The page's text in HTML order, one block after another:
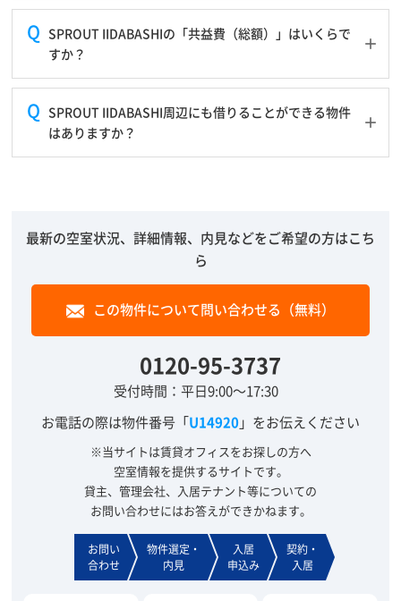
SPROUT IIDABASHIの「共益費（総額）」はいくらで
すか？
SPROUT IIDABASHI周辺にも借りることができる物件
はありますか？
最新の空室状況、詳細情報、内見などをご希望の方はこち
ら
この物件について問い合わせる（無料）
0120-95-3737
受付時間：平日9:00～17:30
お電話の際は物件番号「U14920」をお伝えください
※当サイトは賃貸オフィスをお探しの方へ
空室情報を提供するサイトです。
貸主、管理会社、入居テナント等についての
お問い合わせにはお答えができかねます。
お問い
合わせ
物件選定・
内見
入居
申込み
契約・
入居